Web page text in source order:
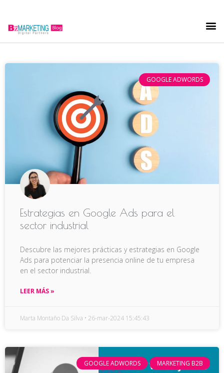
GOOGLE ADWORDS
Estrategias en Google Ads para el
sector industrial
Descubre las mejores prácticas y estrategias en Google
Ads para potenciar la presencia online de tu empresa
en el sector industrial.
LEER MÁS »
Marta Montaño Da Silva 26-mar-2024 15:45:43
GOOGLE ADWORDS MARKETING B2B